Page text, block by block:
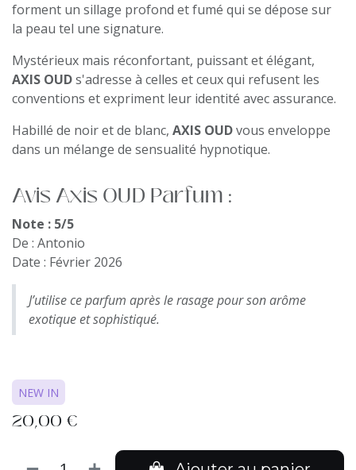
forment un sillage profond et fumé qui se dépose sur
la peau tel une signature.
Mystérieux mais réconfortant, puissant et élégant,
AXIS OUDs'adresse à celles et ceux qui refusent les
conventions et expriment leur identité avec assurance.
Habillé de noir et de blanc, AXIS OUDvous enveloppe
dans un mélange de sensualité hypnotique.
Avis Axis OUD Parfum :
Note : 5/5
De : Antonio
Date : Février 2026
J’utilise ce parfum après le rasage pour son arôme
exotique et sophistiqué.
NEW IN
20,00 €